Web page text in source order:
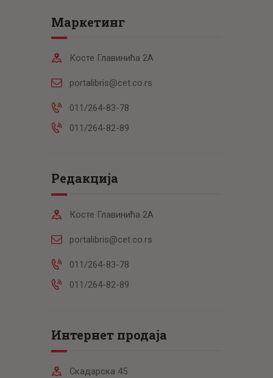
Маркетинг
Косте Главинића 2А
portalibris@cet.co.rs
011/264-83-78
011/264-82-89
Редакција
Косте Главинића 2А
portalibris@cet.co.rs
011/264-83-78
011/264-82-89
Интернет продаја
Скадарска 45